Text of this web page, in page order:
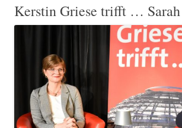
Kerstin Griese trifft …